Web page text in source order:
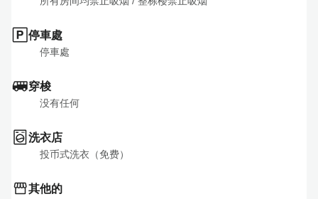
停車處
停車處
穿梭
没有任何
洗衣店
投币式洗衣（免费）
其他的